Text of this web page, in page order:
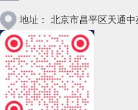
2023年1月(78)
2022年12月(45)
2022年11月(69)
2022年10月(51)
地址： 北京市昌平区天通